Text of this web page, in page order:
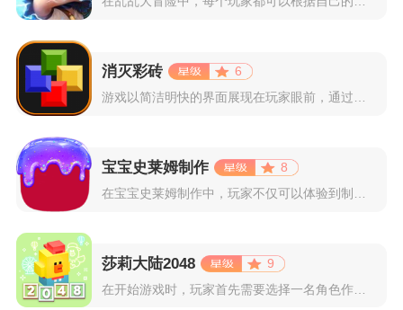
消灭彩砖
6
宝宝史莱姆制作
8
莎莉大陆2048
9